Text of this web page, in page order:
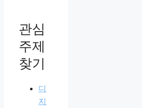
관심
주제
찾기
디
지